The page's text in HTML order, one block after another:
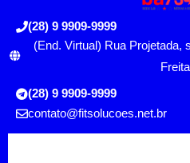
(28) 9 9909-9999
(End. Virtual) Rua Projetada,
(28) 9 9909-9999
contato@fitsolucoes.net.br